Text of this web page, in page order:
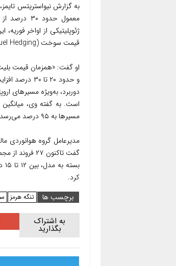
به گزارش نیواستریتس
معمول
قیمت سوخت (Fuel Hedging) توانسته است حدود ۳۶ درصد از تأثیر نوسانات قیمت سوخت را جبران کند.
او گفت: «همزمان قیمت
و حدود ۲۰
دوربرد، به‌ویژه مسیرهای
مسیرها به ۹۵ درصد می‌رسد.
مدیرعامل گروه هوانوردی
کرد.
برچسب ها
تنگه هرمز
به اشتراک
بگذارید